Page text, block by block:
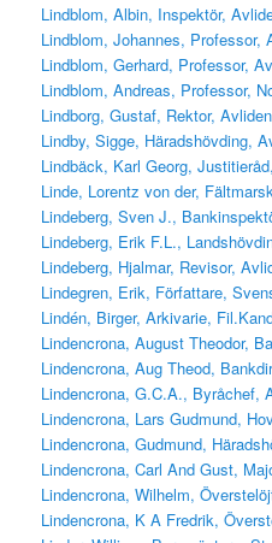
Lindblom, Albin, Inspektör,
Lindblom, Johannes, Professor,
Lindblom, Gerhard, Professor,
Lindblom, Andreas, Professor,
Lindborg, Gustaf, Rektor, Avliden
Lindby, Sigge, Häradshövding,
Lindbäck, Karl Georg,
Linde, Lorentz von der,
Lindeberg, Sven J.,
Lindeberg, Erik F.L.,
Lindeberg, Hjalmar, Revisor,
Lindegren, Erik, Författare,
Lindén, Birger, Arkivarie,
Lindencrona, August Theodor,
Lindencrona, Aug Theod,
Lindencrona, G.C.A., Byråchef,
Lindencrona, Lars Gudmund,
Lindencrona, Gudmund,
Lindencrona, Carl And Gust,
Lindencrona, Wilhelm,
Lindencrona, K A Fredrik,